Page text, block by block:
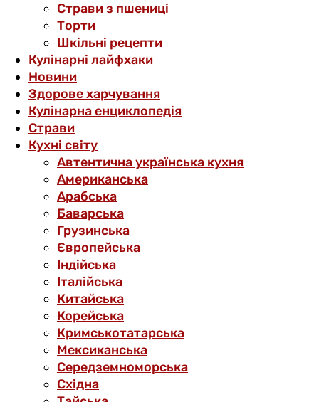
Страви з пшениці
Торти
Шкільні рецепти
Кулінарні лайфхаки
Новини
Здорове харчування
Кулінарна енциклопедія
Страви
Кухні світу
Автентична українська кухня
Американська
Арабська
Баварська
Грузинська
Європейська
Індійська
Італійська
Китайська
Корейська
Кримськотатарська
Мексиканська
Середземноморська
Східна